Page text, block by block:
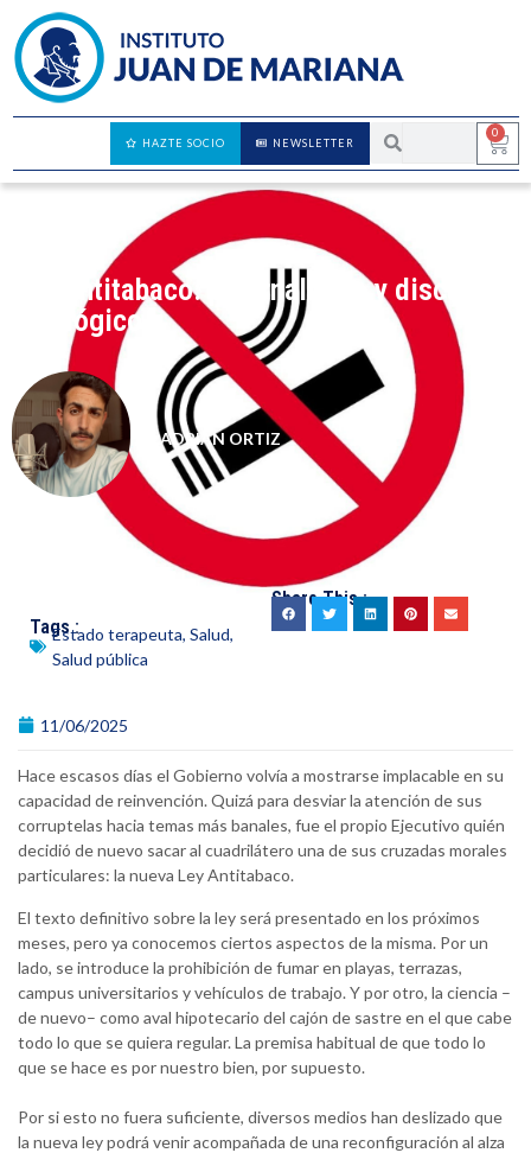
0
NEWSLETTER
HAZTE SOCIO
Ley Antitabaco: paternalismo y discurso
ideológico
ADRIÁN ORTIZ
Tags :
Estado terapeuta, Salud,
Salud pública
Share This :
11/06/2025
Hace escasos días el Gobierno volvía a mostrarse implacable en su
capacidad de reinvención. Quizá para desviar la atención de sus
corruptelas hacia temas más banales, fue el propio Ejecutivo quién
decidió de nuevo sacar al cuadrilátero una de sus cruzadas morales
particulares: la nueva Ley Antitabaco.
El texto definitivo sobre la ley será presentado en los próximos
meses, pero ya conocemos ciertos aspectos de la misma. Por un
lado, se introduce la prohibición de fumar en playas, terrazas,
campus universitarios y vehículos de trabajo. Y por otro, la ciencia –
de nuevo– como aval hipotecario del cajón de sastre en el que cabe
todo lo que se quiera regular. La premisa habitual de que todo lo
que se hace es por nuestro bien, por supuesto.
Por si esto no fuera suficiente, diversos medios han deslizado que
la nueva ley podrá venir acompañada de una reconfiguración al alza